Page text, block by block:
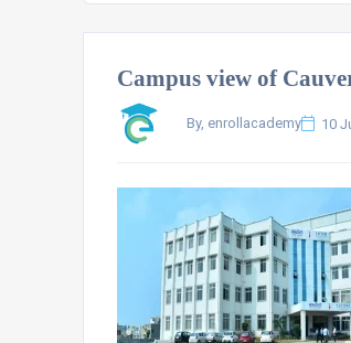
Campus view of
By, enrollacademy 10